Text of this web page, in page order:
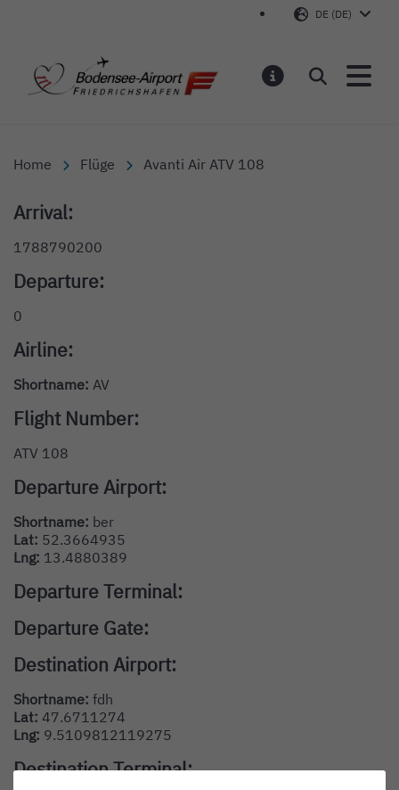
DE (DE)
Bodensee-Airport
Suchen
Home Flüge Avanti Air ATV 108
Arrival:
1788790200
Departure:
0
Airline:
Shortname: AV
Flight Number:
ATV 108
Departure Airport:
Shortname: ber
Lat: 52.3664935
Lng: 13.4880389
Departure Terminal:
Departure Gate:
Destination Airport:
Shortname: fdh
Lat: 47.6711274
Lng: 9.5109812119275
Destination Terminal: